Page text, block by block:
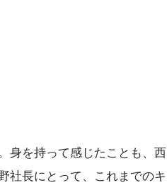
を持って感じたことも、西
社長にとって、これまでのキ